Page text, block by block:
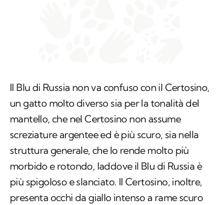
Il Blu di Russia non va confuso con il Certosino,
un gatto molto diverso sia per la tonalità del
mantello, che nel Certosino non assume
screziature argentee ed è più scuro, sia nella
struttura generale, che lo rende molto più
morbido e rotondo, laddove il Blu di Russia è
più spigoloso e slanciato. Il Certosino, inoltre,
presenta occhi da giallo intenso a rame scuro